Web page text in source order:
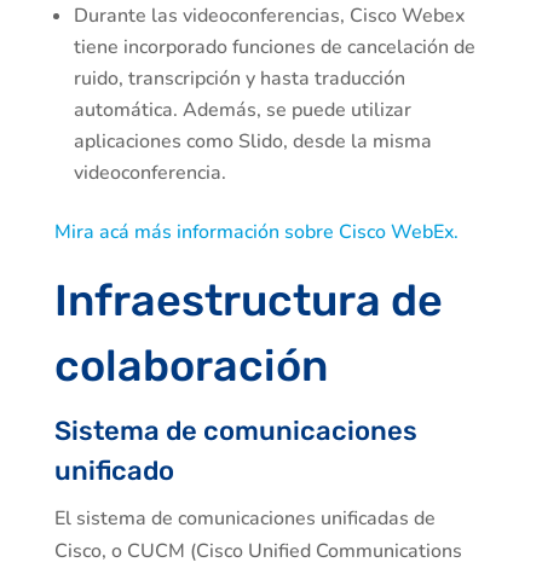
Durante las videoconferencias, Cisco Webex
tiene incorporado funciones de cancelación de
ruido, transcripción y hasta traducción
automática. Además, se puede utilizar
aplicaciones como Slido, desde la misma
videoconferencia.
Mira acá más información sobre Cisco WebEx.
Infraestructura de
colaboración
Sistema de comunicaciones
unificado
El sistema de comunicaciones unificadas de
Cisco, o CUCM (Cisco Unified Communications